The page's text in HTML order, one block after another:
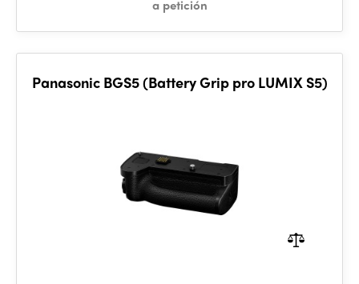
a petición
Panasonic BGS5 (Battery Grip pro LUMIX S5)